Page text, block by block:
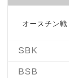
オースチン
SBK
BSB